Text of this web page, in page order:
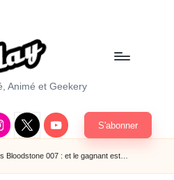
Animé et Geekery
X
|
Twitter
Youtube S'abonner
Bloodstone 007 : et le gagnant est…